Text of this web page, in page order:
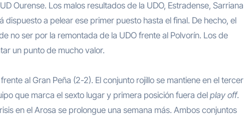
Ourense. Los malos resultados de la UDO, Estradense, Sarriana
a pelear ese primer puesto hasta el final. De hecho, el
no ser por la remontada de la UDO frente al Polvorín. Los de
un punto de mucho valor.
al Gran Peña (2-2). El conjunto rojillo se mantiene en el tercer
que marca el sexto lugar y primera posición fuera del play off.
en el Arosa se prolongue una semana más. Ambos conjuntos